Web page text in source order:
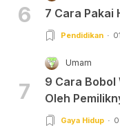
6 7 Cara Pakai
Pendidikan
7
Umam
9 Cara
Oleh
Gaya Hidup